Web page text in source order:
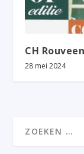
CH
28 mei 2024